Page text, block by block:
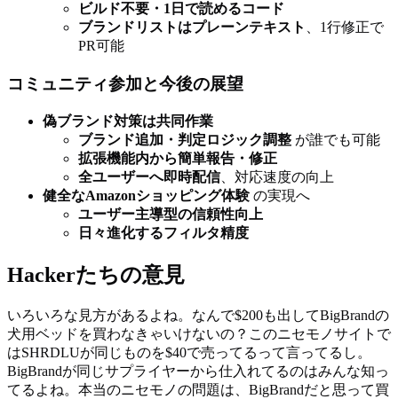
ビルド不要・1日で読めるコード
ブランドリストはプレーンテキスト
、1行修正で
PR可能
コミュニティ参加と今後の展望
偽ブランド対策は共同作業
ブランド追加・判定ロジック調整 が誰でも可能
拡張機能内から簡単報告・修正
全ユーザーへ即時配信、対応速度の向上
健全なAmazonショッピング体験の実現へ
ユーザー主導型の信頼性向上
日々進化するフィルタ精度
Hackerたちの意見
いろいろな見方があるよね。なんで$200も出してBigBrandの
犬用ベッドを買わなきゃいけないの？このニセモノサイトで
はSHRDLUが同じものを$40で売ってるって言ってるし。
BigBrandが同じサプライヤーから仕入れてるのはみんな知っ
てるよね。本当のニセモノの問題は、BigBrandだと思って買